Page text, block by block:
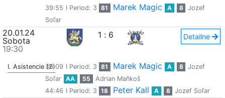
39:55 I Period: 3 81 Marek Magic A 8
Jozef
Soľar
20.01.24
Sobota
19:30
1 : 6 Detailne
I. Asistencie (2)36:09 I Period: 3 81 Marek Magic A 8
Jozef
Soľar
AA 55
Adrian Maňkoš
44:46 I Period: 3 18 Peter Kall A 8 Jozef Soľar